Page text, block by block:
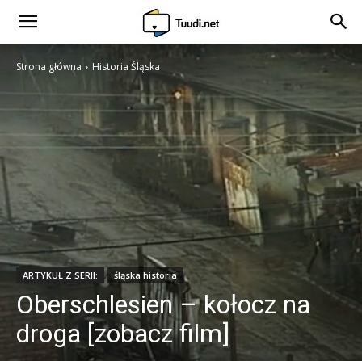
Strona główna Historia Śląska
ARTYKUŁ Z SERII: śląska historia
Oberschlesien – kołocz na
droga [zobacz film]